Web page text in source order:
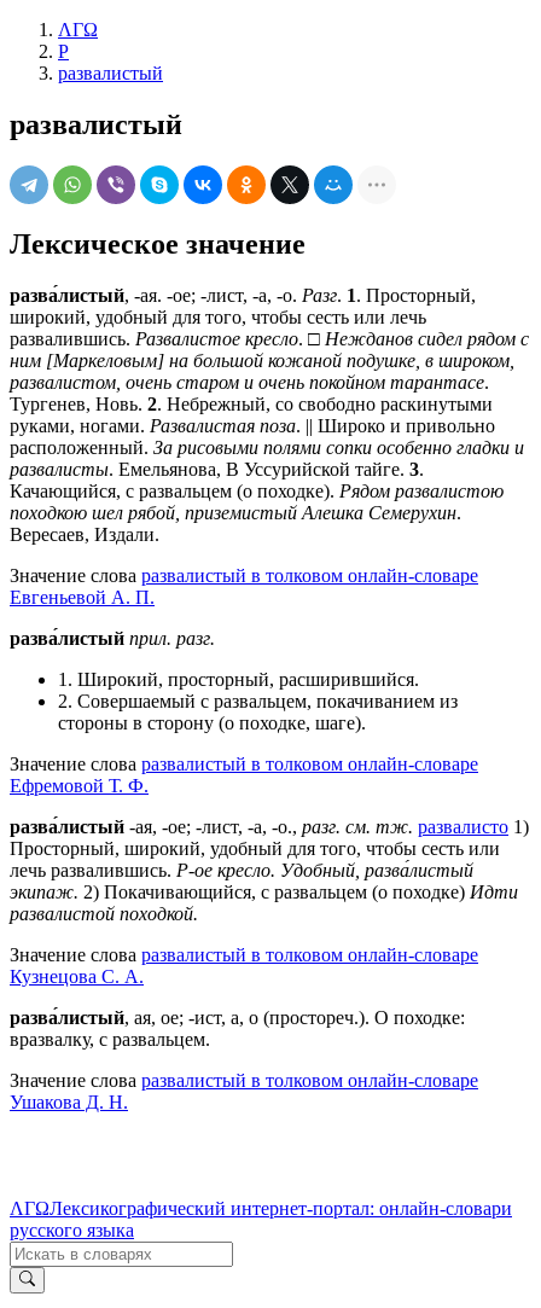
ΛΓΩ
Р
развалистый
развалистый
Лексическое значение
разва́листый, -ая. -ое; -лист, -а, -о. Разг. 1. Просторный,
широкий, удобный для того, чтобы сесть или лечь
развалившись. Развалистое кресло. □ Нежданов сидел рядом с
ним [Маркеловым] на большой кожаной подушке, в широком,
развалистом, очень старом и очень покойном тарантасе.
Тургенев, Новь. 2. Небрежный, со свободно раскинутыми
руками, ногами. Развалистая поза. || Широко и привольно
расположенный. За рисовыми полями сопки особенно гладки и
развалисты. Емельянова, В Уссурийской тайге. 3.
Качающийся, с развальцем (о походке). Рядом развалистою
походкою шел рябой, приземистый Алешка Семерухин.
Вересаев, Издали.
Значение слова развалистый в толковом онлайн-словаре
Евгеньевой А. П.
разва́листый прил. разг.
1. Широкий, просторный, расширившийся.
2. Совершаемый с развальцем, покачиванием из
стороны в сторону (о походке, шаге).
Значение слова развалистый в толковом онлайн-словаре
Ефремовой Т. Ф.
разва́листый -ая, -ое; -лист, -а, -о., разг. см. тж. развалисто 1)
Просторный, широкий, удобный для того, чтобы сесть или
лечь развалившись. Р-ое кресло. Удобный, разва́листый
экипаж. 2) Покачивающийся, с развальцем (о походке) Идти
развалистой походкой.
Значение слова развалистый в толковом онлайн-словаре
Кузнецова С. А.
разва́листый, ая, ое; -ист, а, о (простореч.). О походке:
вразвалку, с развальцем.
Значение слова развалистый в толковом онлайн-словаре
Ушакова Д. Н.
ΛΓΩЛексикографический интернет-портал: онлайн-словари
русского языка